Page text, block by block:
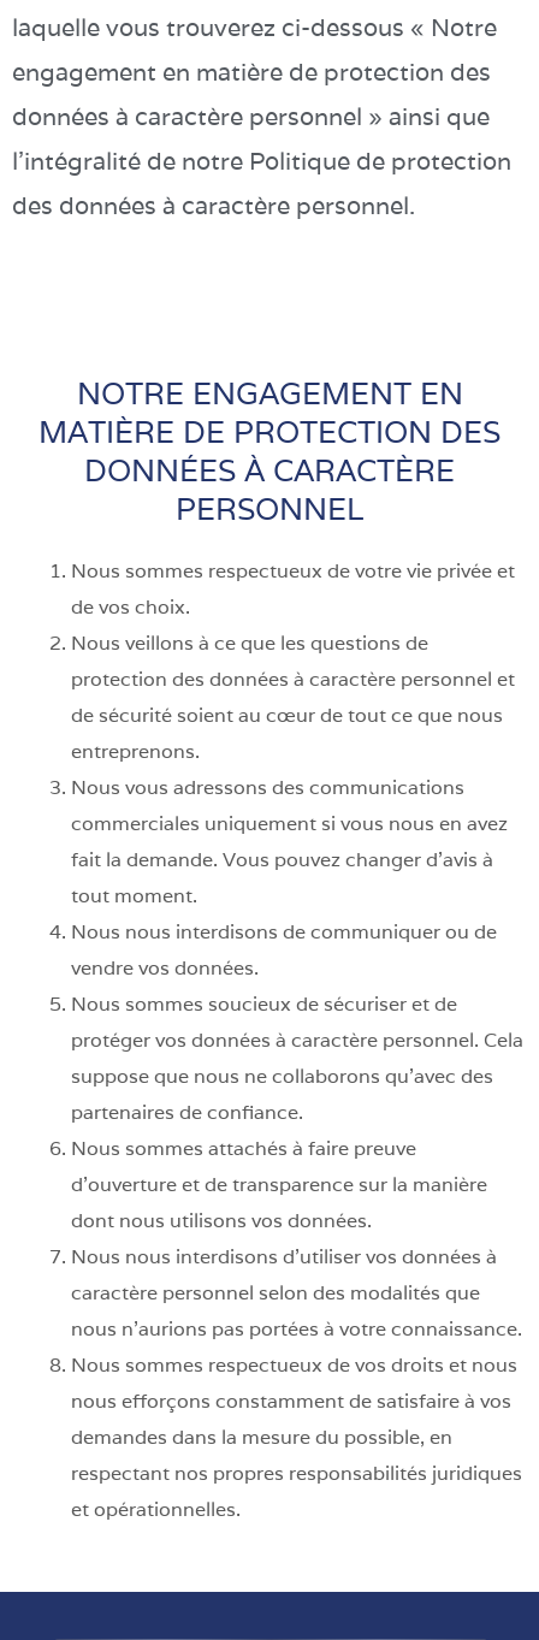
laquelle vous trouverez ci-dessous « Notre
engagement en matière de protection des
données à caractère personnel » ainsi que
l’intégralité de notre Politique de protection
des données à caractère personnel.
NOTRE ENGAGEMENT EN
MATIÈRE DE PROTECTION DES
DONNÉES À CARACTÈRE
PERSONNEL
Nous sommes respectueux de votre vie privée et
de vos choix.
Nous veillons à ce que les questions de
protection des données à caractère personnel et
de sécurité soient au cœur de tout ce que nous
entreprenons.
Nous vous adressons des communications
commerciales uniquement si vous nous en avez
fait la demande. Vous pouvez changer d’avis à
tout moment.
Nous nous interdisons de communiquer ou de
vendre vos données.
Nous sommes soucieux de sécuriser et de
protéger vos données à caractère personnel. Cela
suppose que nous ne collaborons qu’avec des
partenaires de confiance.
Nous sommes attachés à faire preuve
d’ouverture et de transparence sur la manière
dont nous utilisons vos données.
Nous nous interdisons d’utiliser vos données à
caractère personnel selon des modalités que
nous n’aurions pas portées à votre connaissance.
Nous sommes respectueux de vos droits et nous
nous efforçons constamment de satisfaire à vos
demandes dans la mesure du possible, en
respectant nos propres responsabilités juridiques
et opérationnelles.